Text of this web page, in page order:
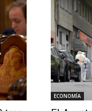
ECONOMÍA